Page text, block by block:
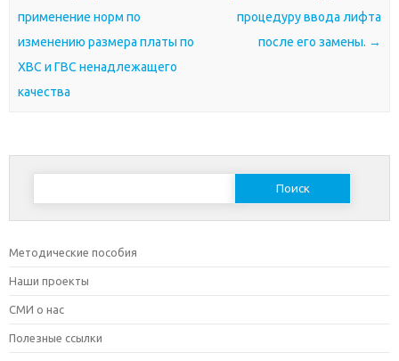
применение норм по
изменению размера платы по
ХВС и ГВС ненадлежащего
качества
процедуру ввода лифта
после его замены. →
Найти:
Методические пособия
Наши проекты
СМИ о нас
Полезные ссылки